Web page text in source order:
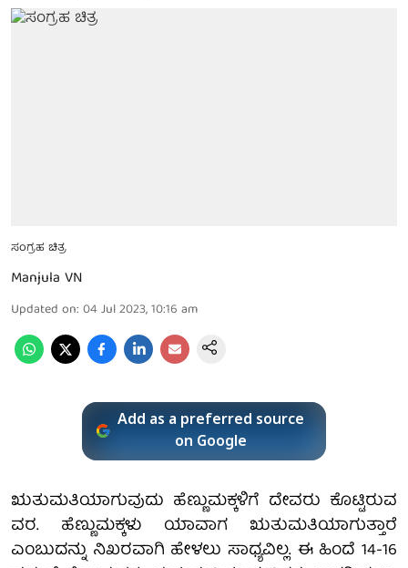
ಸಂಗ್ರಹ ಚಿತ್ರ
Manjula VN
Updated on: 04 Jul 2023, 10:16 am
Add as a preferred source
on Google
ಋತುಮತಿಯಾಗುವುದು ಹೆಣ್ಣುಮಕ್ಕಳಿಗೆ ದೇವರು ಕೊಟ್ಟಿರುವ
ವರ. ಹೆಣ್ಣುಮಕ್ಕಳು ಯಾವಾಗ ಋತುಮತಿಯಾಗುತ್ತಾರೆ
ಎಂಬುದನ್ನು ನಿಖರವಾಗಿ ಹೇಳಲು ಸಾಧ್ಯವಿಲ್ಲ. ಈ ಹಿಂದೆ 14-16